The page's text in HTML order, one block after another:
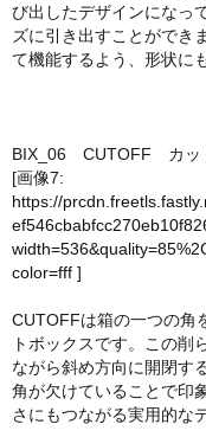
び出したデザインになっ
ズに引き出すことができ
て機能するよう、形状に
BIX_06 CUTOFF カッ
[画像7:
https://
color=fff ]
CUTOFFは箱の一つの角
トボックスです。この削
ながら斜め方向に開閉す
角が欠けていることで印
さにもつながる実用的な